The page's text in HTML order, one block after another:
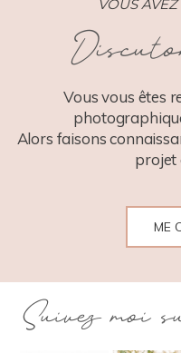
POST COMMENT
VOUS
Vous vous êtes
Alors faisons
projet
ME
Suivez moi